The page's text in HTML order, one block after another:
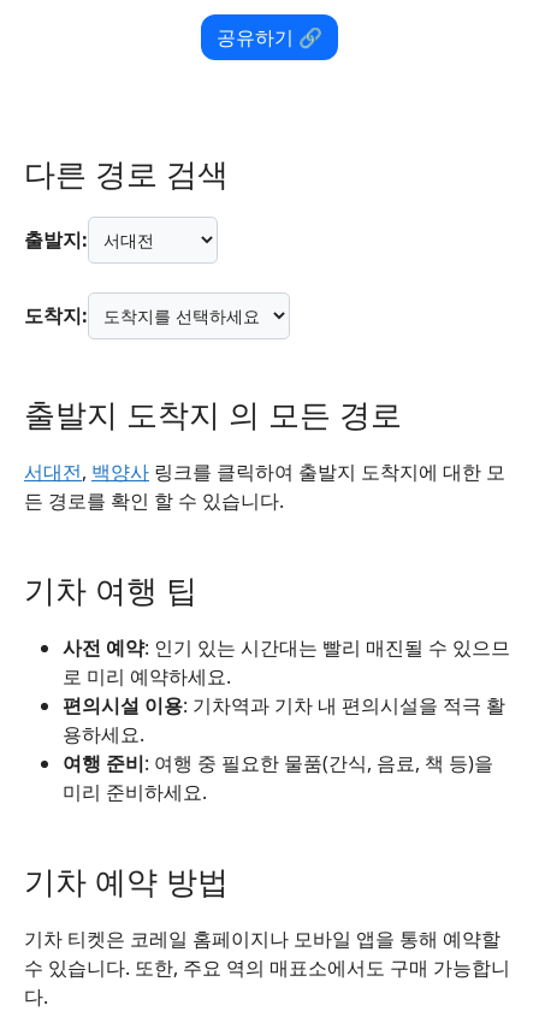
공유하기 🔗
다른 경로 검색
출발지:
도착지:
출발지 도착지 의 모든 경로
서대전, 백양사 링크를 클릭하여 출발지 도착지에 대한 모
든 경로를 확인 할 수 있습니다.
기차 여행 팁
사전 예약: 인기 있는 시간대는 빨리 매진될 수 있으므
로 미리 예약하세요.
편의시설 이용: 기차역과 기차 내 편의시설을 적극 활
용하세요.
여행 준비: 여행 중 필요한 물품(간식, 음료, 책 등)을
미리 준비하세요.
기차 예약 방법
기차 티켓은 코레일 홈페이지나 모바일 앱을 통해 예약할
수 있습니다. 또한, 주요 역의 매표소에서도 구매 가능합니
다.